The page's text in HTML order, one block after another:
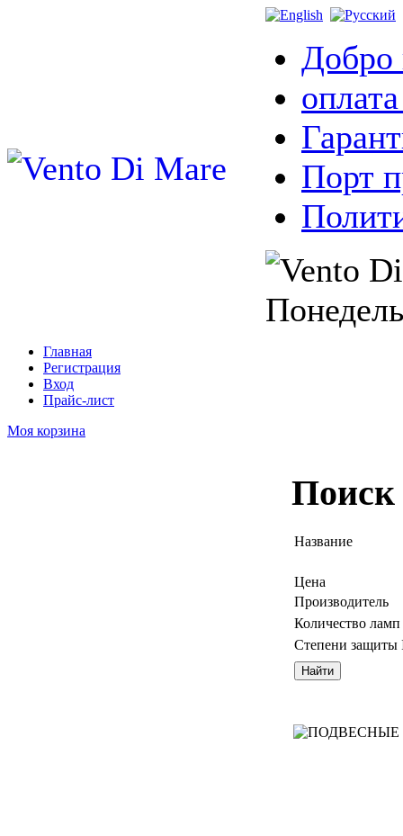
Добро
Порт
Главная
Регистрация
Вход
Прайс-лист
Моя корзина
Поиск
Название
Цена
Производитель
Количество ламп
Степени защиты